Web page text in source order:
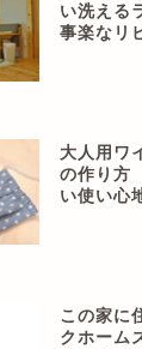
い洗える
事楽なリ
大人用ワ
の作り方
い使い心
この家に
クホーム